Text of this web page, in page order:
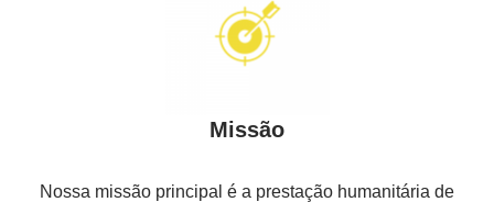
Missão
Nossa missão principal é a prestação humanitária de